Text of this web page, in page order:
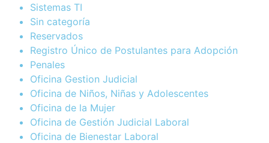
Sistemas TI
Sin categoría
Reservados
Registro Único de Postulantes para Adopción
Penales
Oficina Gestion Judicial
Oficina de Niños, Niñas y Adolescentes
Oficina de la Mujer
Oficina de Gestión Judicial Laboral
Oficina de Bienestar Laboral